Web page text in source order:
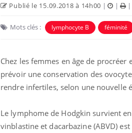
Publié le 15.09.2018 à 14h00 | |
Mots clés : lymphocyte B féminité
Chez les femmes en âge de
prévoir une conservation des
rendre infertiles, selon une nouvelle
Le lymphome de Hodgkin survient
vinblastine et dacarbazine (ABVD)
Il y